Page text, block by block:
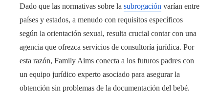
Dado que las normativas sobre la subrogación varían entre
países y estados, a menudo con requisitos específicos
según la orientación sexual, resulta crucial contar con una
agencia que ofrezca servicios de consultoría jurídica. Por
esta razón, Family Aims conecta a los futuros padres con
un equipo jurídico experto asociado para asegurar la
obtención sin problemas de la documentación del bebé.